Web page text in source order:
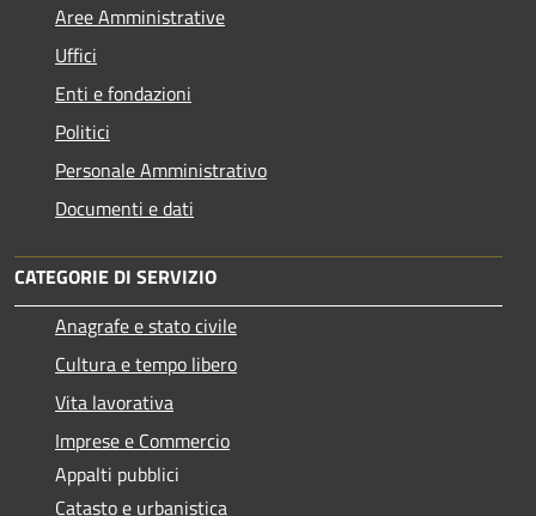
Aree Amministrative
Uffici
Enti e fondazioni
Politici
Personale Amministrativo
Documenti e dati
CATEGORIE DI SERVIZIO
Anagrafe e stato civile
Cultura e tempo libero
Vita lavorativa
Imprese e Commercio
Appalti pubblici
Catasto e urbanistica